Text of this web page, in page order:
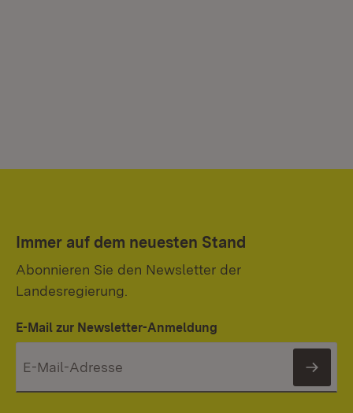
Immer auf dem neuesten Stand
Abonnieren Sie den Newsletter der
Landesregierung.
E-Mail zur Newsletter-Anmeldung